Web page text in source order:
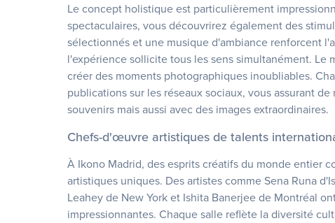
Le concept holistique est particulièrement
spectaculaires, vous découvrirez également des
sélectionnés et une musique d'ambiance renforcent
l'expérience sollicite tous les sens simultanément.
créer des moments photographiques inoubliables.
publications sur les réseaux sociaux, vous assurant
souvenirs mais aussi avec des images extraordinaires.
Chefs-d'œuvre artistiques de talents
À Ikono Madrid, des esprits créatifs du monde entier
artistiques uniques. Des artistes comme Sena Runa
Leahey de New York et Ishita Banerjee de Montréal
impressionnantes. Chaque salle reflète la diversité